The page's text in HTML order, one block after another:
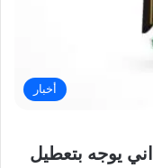
أخبار
يوجه بتعطيل